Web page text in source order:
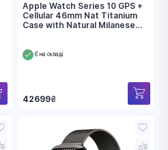
Apple Watch Series 10 GPS +
Cellular 46mm Nat Titanium
Case with Natural Milanese
Є на складі
42699₴